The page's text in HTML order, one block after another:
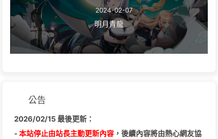
2024-02-07
明月青龍
公告
2026/02/15 最後更新：
- 本站停止由站長主動更新內容 ，後續內容將由熱心網友協